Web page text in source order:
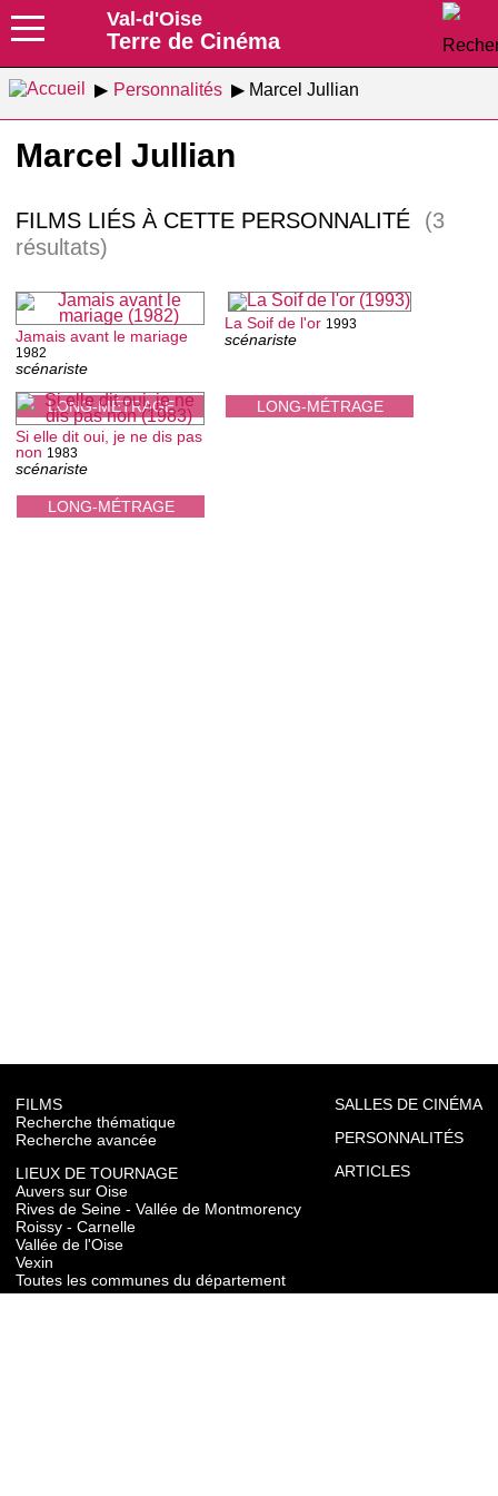
Val-d'Oise
Terre de Cinéma
Personnalités Marcel Jullian
Marcel Jullian
FILMS LIÉS À CETTE PERSONNALITÉ
(3
résultats)
LONG-MÉTRAGE
Jamais avant le mariage
1982
scénariste
LONG-MÉTRAGE
La Soif de l'or 1993
scénariste
LONG-MÉTRAGE
Si elle dit oui, je ne dis pas
non 1983
scénariste
FILMS
Recherche thématique
Recherche avancée
LIEUX DE TOURNAGE
Auvers sur Oise
Rives de Seine - Vallée de Montmorency
Roissy - Carnelle
Vallée de l'Oise
Vexin
Toutes les communes du département
SALLES DE CINÉMA
PERSONNALITÉS
ARTICLES